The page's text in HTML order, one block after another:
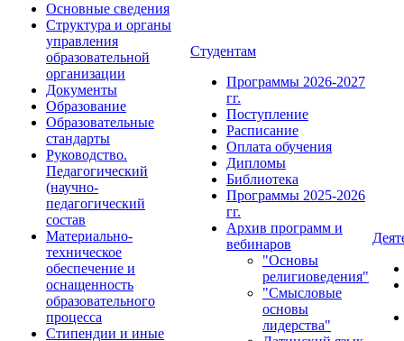
Основные сведения
Структура и органы
управления
образовательной
организации
Документы
Образование
Образовательные
стандарты
Руководство.
Педагогический
(научно-
педагогический
состав
Материально-
техническое
обеспечение и
оснащенность
образовательного
процесса
Стипендии и иные
Студентам
Программы 2026-2027
гг.
Поступление
Расписание
Оплата обучения
Дипломы
Библиотека
Программы 2025-2026
гг.
Архив программ и
вебинаров
"Основы
религиоведения"
"Смысловые
основы
лидерства"